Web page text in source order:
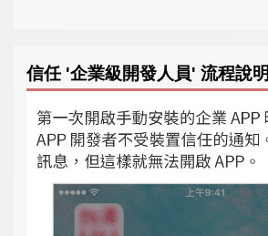
信任 '企業級開發人員' 流程說明